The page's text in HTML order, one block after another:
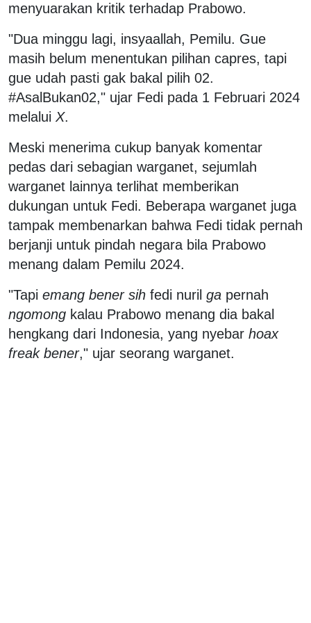
menyuarakan kritik terhadap Prabowo.
"Dua minggu lagi, insyaallah, Pemilu. Gue
masih belum menentukan pilihan capres, tapi
gue udah pasti gak bakal pilih 02.
#AsalBukan02," ujar Fedi pada 1 Februari 2024
melalui X.
Meski menerima cukup banyak komentar
pedas dari sebagian warganet, sejumlah
warganet lainnya terlihat memberikan
dukungan untuk Fedi. Beberapa warganet juga
tampak membenarkan bahwa Fedi tidak pernah
berjanji untuk pindah negara bila Prabowo
menang dalam Pemilu 2024.
"Tapi emang bener sih fedi nuril ga pernah
ngomong kalau Prabowo menang dia bakal
hengkang dari Indonesia, yang nyebar hoax
freak bener," ujar seorang warganet.